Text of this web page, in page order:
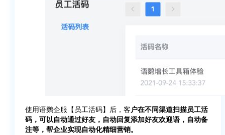
使用语鹦企服【员工活码】后，客户在不同渠道扫描员工活
码，可以自动通过好友，自动回复添加好友欢迎语，自动备
注等，帮企业实现自动化精细营销。